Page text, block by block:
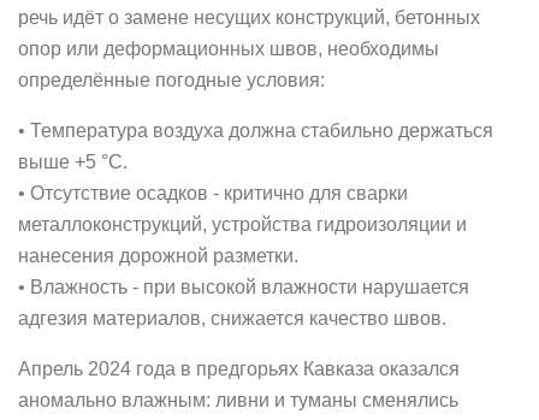
речь идёт о замене несущих конструкций, бетонных
опор или деформационных швов, необходимы
определённые погодные условия:
• Температура воздуха должна стабильно держаться
выше +5 °C.
• Отсутствие осадков - критично для сварки
металлоконструкций, устройства гидроизоляции и
нанесения дорожной разметки.
• Влажность - при высокой влажности нарушается
адгезия материалов, снижается качество швов.
Апрель 2024 года в предгорьях Кавказа оказался
аномально влажным: ливни и туманы сменялись